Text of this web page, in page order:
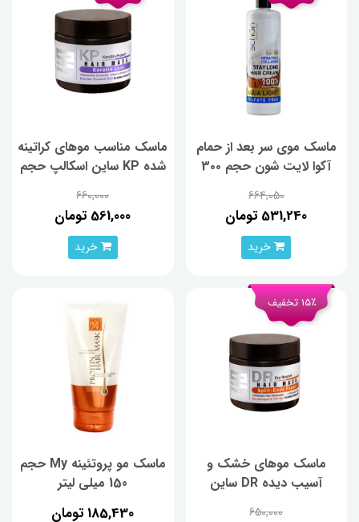
ماسک موی سر بعد از حمام
آکوا لایت شون حجم 3۰۰
664,050
531,240 تومان
خرید
ماسک مناسب موهای کراتینه
شده KP ساین اسکالپ حجم
660,000
561,000 تومان
خرید
ماسک موهای خشک و
آسیب دیده DR ساین
650,000
15٪ تخفیف
ماسک مو پروتئینه My حجم
150 میلی لیتر
185,430 تومان